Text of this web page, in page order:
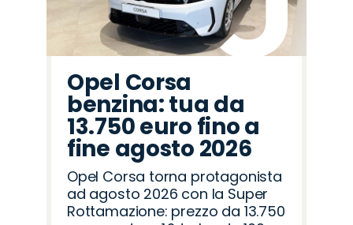
Opel Corsa
benzina: tua da
13.750 euro fino a
fine agosto 2026
Opel Corsa torna protagonista
ad agosto 2026 con la Super
Rottamazione: prezzo da 13.750